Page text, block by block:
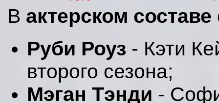
В актерском составе
Руби Роуз - Кэти
второго сезона;
Мэган Тэнди -